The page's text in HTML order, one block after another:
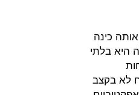
כינה
היא בלתי
לא בקצב